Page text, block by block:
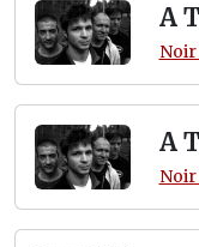
A
Noir
A
Noir